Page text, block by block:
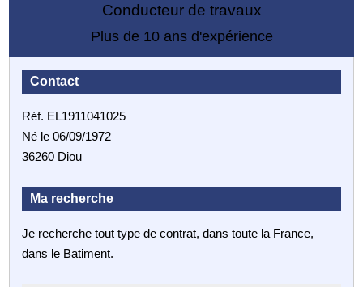
Conducteur de travaux
Plus de 10 ans d'expérience
Contact
Réf. EL1911041025
Né le 06/09/1972
36260 Diou
Ma recherche
Je recherche tout type de contrat, dans toute la France,
dans le Batiment.